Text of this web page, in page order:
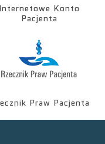
Internetowe Konto
Pacjenta
Praw Pacjenta